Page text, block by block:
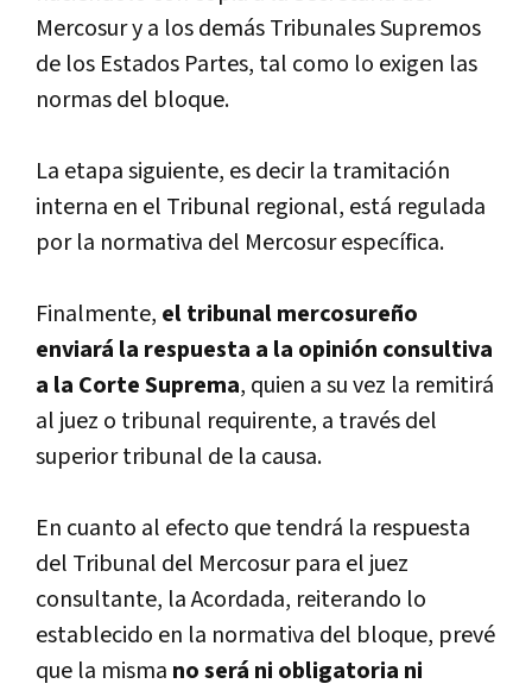
Mercosur y a los demás Tribunales Supremos
de los Estados Partes, tal como lo exigen las
normas del bloque.
La etapa siguiente, es decir la tramitación
interna en el Tribunal regional, está regulada
por la normativa del Mercosur especí­fica.
Finalmente, el tribunal mercosureño
enviará la respuesta a la opinión consultiva
a la Corte Suprema, quien a su vez la remitirá
al juez o tribunal requirente, a través del
superior tribunal de la causa.
En cuanto al efecto que tendrá la respuesta
del Tribunal del Mercosur para el juez
consultante, la Acordada, reiterando lo
establecido en la normativa del bloque, prevé
que la misma no será ni obligatoria ni